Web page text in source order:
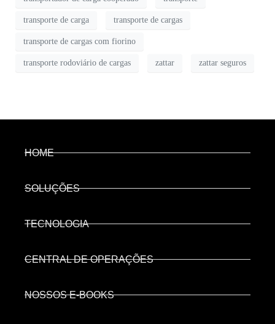
transporte de carga transporte de cargas
transporte de cargas com fiorino
transporte rodoviário de cargas zattar zattar seguros
HOME
SOLUÇÕES
TECNOLOGIA
CENTRAL DE OPERAÇÕES
NOSSOS E-BOOKS